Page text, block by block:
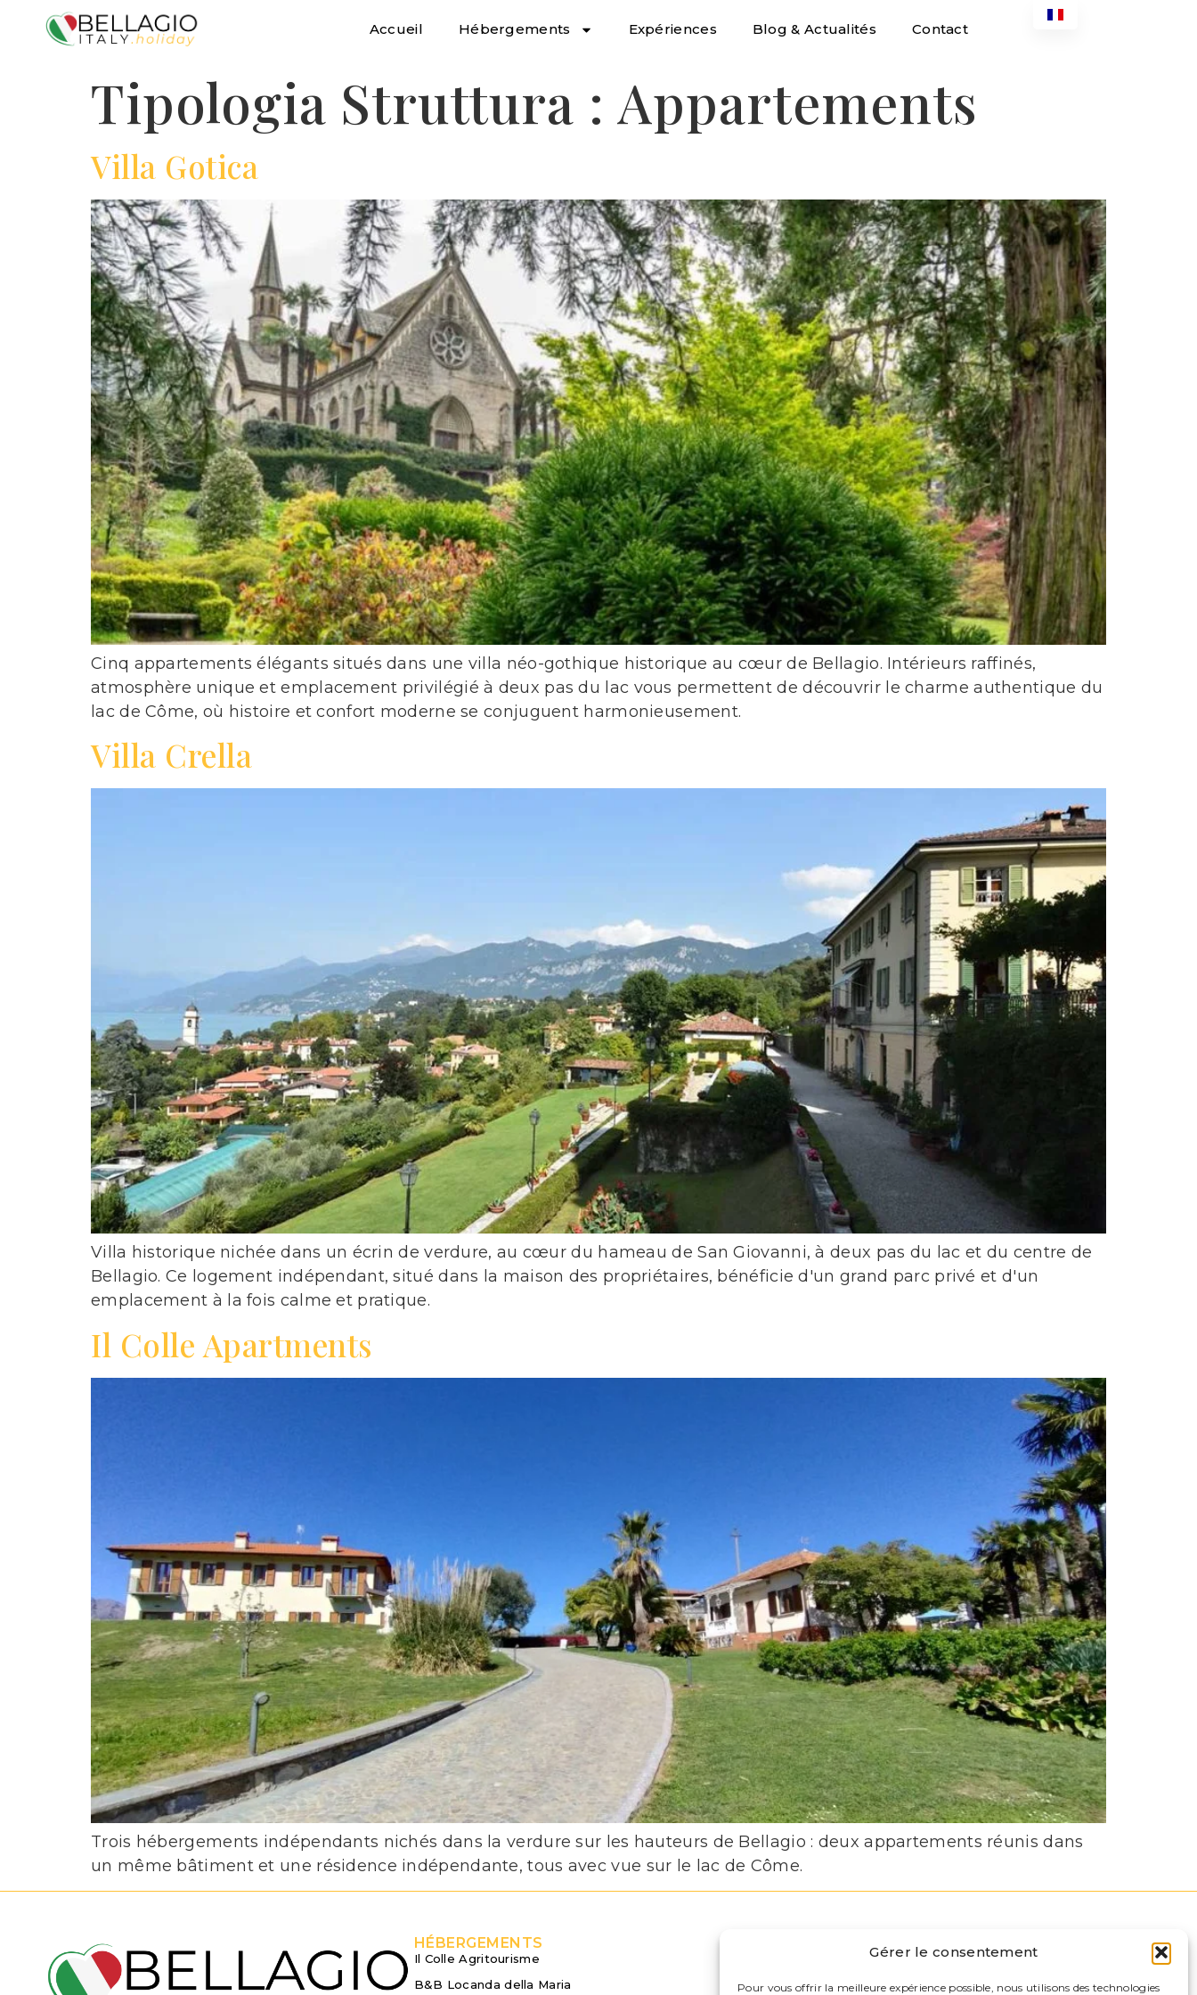
Gérer le consentement
Pour vous offrir la meilleure expérience possible, nous utilisons des technologies
Accueil Hébergements Expériences Blog & Actualités Contact
Tipologia Struttura : Appartements
Villa Gotica
Cinq appartements élégants situés dans une villa néo-gothique historique au cœur de Bellagio. Intérieurs raffinés,
atmosphère unique et emplacement privilégié à deux pas du lac vous permettent de découvrir le charme authentique du
lac de Côme, où histoire et confort moderne se conjuguent harmonieusement.
Villa Crella
Villa historique nichée dans un écrin de verdure, au cœur du hameau de San Giovanni, à deux pas du lac et du centre de
Bellagio. Ce logement indépendant, situé dans la maison des propriétaires, bénéficie d'un grand parc privé et d'un
emplacement à la fois calme et pratique.
Il Colle Apartments
Trois hébergements indépendants nichés dans la verdure sur les hauteurs de Bellagio : deux appartements réunis dans
un même bâtiment et une résidence indépendante, tous avec vue sur le lac de Côme.
HÉBERGEMENTS
Il Colle Agritourisme
B&B Locanda della Maria
Blog et actualités